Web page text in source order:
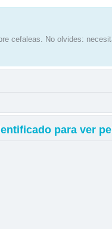
cefaleas. No olvides:
para ver